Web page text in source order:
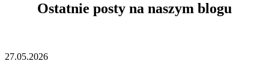
Ostatnie posty na naszym blogu
27.05.2026